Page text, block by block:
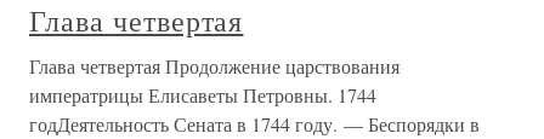
Глава четвертая
Глава четвертая Продолжение царствования
императрицы Елисаветы Петровны. 1744
годДеятельность Сената в 1744 году. — Беспорядки в